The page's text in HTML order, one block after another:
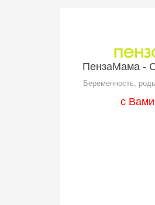
ПензаМама -
Беременность,
с